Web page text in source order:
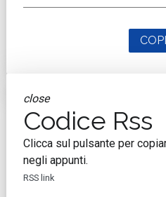
close
Codice Rss
Clicca sul pulsante per
negli appunti.
RSS link